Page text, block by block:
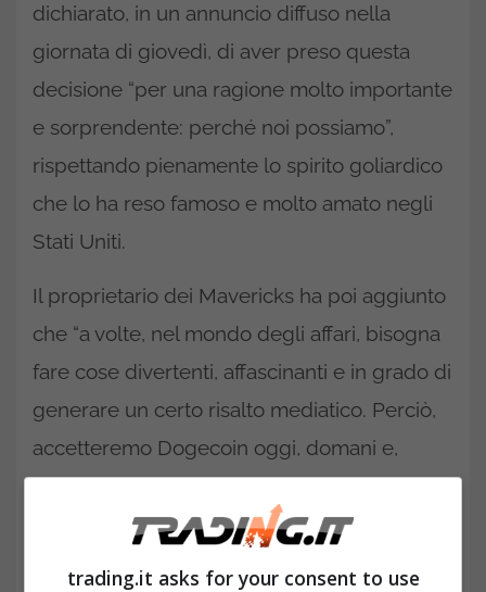
dichiarato, in un annuncio diffuso nella
giornata di giovedì, di aver preso questa
decisione “per una ragione molto importante
e sorprendente: perché noi possiamo”,
rispettando pienamente lo spirito goliardico
che lo ha reso famoso e molto amato negli
Stati Uniti.
Il proprietario dei Mavericks ha poi aggiunto
che “a volte, nel mondo degli affari, bisogna
fare cose divertenti, affascinanti e in grado di
generare un certo risalto mediatico. Perciò,
accetteremo Dogecoin oggi, domani e,
possibilmente, per sempre”. Da queste
dichiarazioni, è possibile dedurre come si
trading.it asks for your consent to use